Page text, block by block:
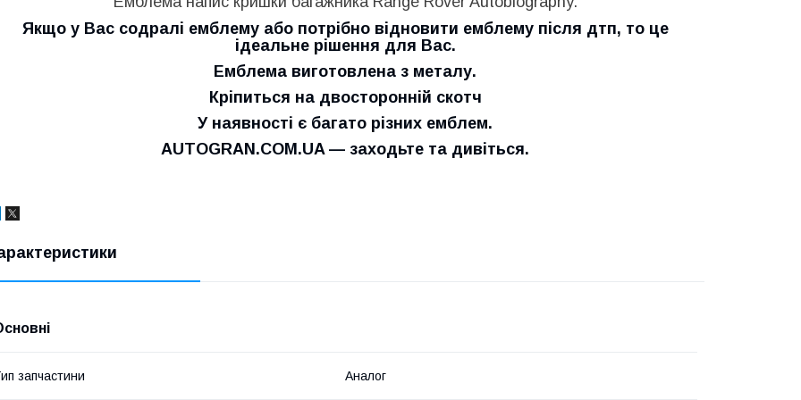
Якщо у Вас содралі емблему або потрібно відновити емблему після дтп, то це
ідеальне рішення для Вас.
Емблема виготовлена з металу.
Кріпиться на двосторонній скотч
У наявності є багато різних емблем.
AUTOGRAN.COM.UA — заходьте та дивіться.
запчастини Аналог